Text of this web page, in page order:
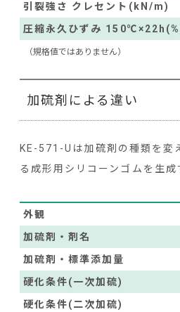
引裂強さ クレセント(kN/m)
圧縮永久ひずみ
（規格値ではありません）
加硫剤による違い
KE-571-Uは加硫剤の種類を変
る成形用シリコーンゴムを生成
外観
加硫剤・剤名
加硫剤・標準添加量
硬化条件(一次加硫)
硬化条件(二次加硫)